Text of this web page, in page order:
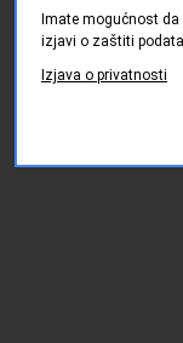
Imate mogućnost da
izjavi o zaštiti
Izjava o privatnosti